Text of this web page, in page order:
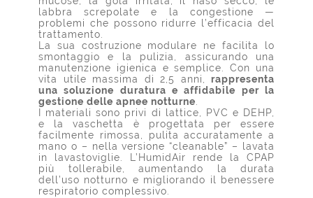
labbra screpolate e la congestione —
problemi che possono ridurre l’efficacia del
trattamento.
La sua costruzione modulare ne facilita lo
smontaggio e la pulizia, assicurando una
manutenzione igienica e semplice. Con una
vita utile massima di 2,5 anni, rappresenta
una soluzione duratura e affidabile per la
gestione delle apnee notturne
I materiali sono privi di lattice, PVC e DEHP,
e la vaschetta è progettata per essere
facilmente rimossa, pulita accuratamente a
mano o – nella versione “cleanable” – lavata
in lavastoviglie. L’HumidAir rende la CPAP
più tollerabile, aumentando la durata
dell’uso notturno e migliorando il benessere
respiratorio complessivo.